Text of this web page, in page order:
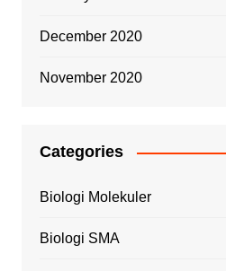
December 2020
November 2020
Categories
Biologi Molekuler
Biologi SMA